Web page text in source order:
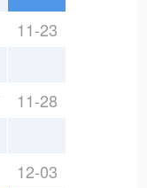
11-23
11-28
12-03